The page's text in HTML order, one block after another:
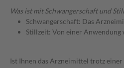
Was ist mit Schwangerschaft und
Schwangerschaft: Das
Stillzeit: Von einer Anwendung
Ist Ihnen das Arzneimittel trotz einer